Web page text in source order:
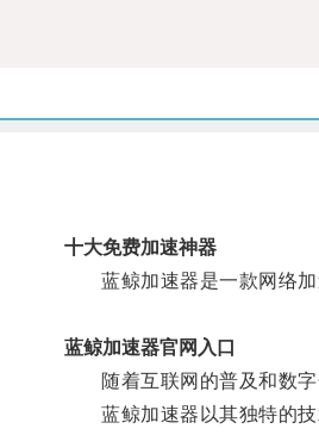
十大免费加速神器
蓝鲸加速器是一款网络加
蓝鲸加速器官网入口
随着互联网的普及和数字
蓝鲸加速器以其独特的技